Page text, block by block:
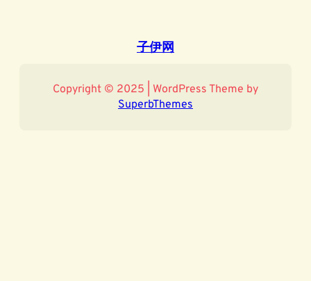
子伊网
Copyright © 2025 | WordPress Theme by
SuperbThemes